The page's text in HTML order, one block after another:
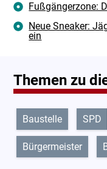
Fußgängerzone:
Neue Sneaker:
ein
Themen zu
Baustelle SPD
Bürgermeister